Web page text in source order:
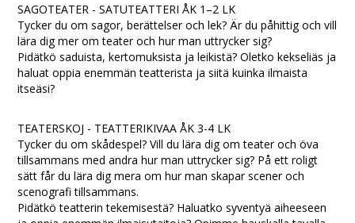
SAGOTEATER - SATUTEATTERI ÅK 1–2 LK
Tycker du om sagor, berättelser och lek? Är du påhittig och vill
lära dig mer om teater och hur man uttrycker sig?
Pidätkö saduista, kertomuksista ja leikistä? Oletko kekseliäs ja
haluat oppia enemmän teatterista ja siitä kuinka ilmaista
itseäsi?
TEATERSKOJ - TEATTERIKIVAA ÅK 3-4 LK
Tycker du om skådespel? Vill du lära dig om teater och öva
tillsammans med andra hur man uttrycker sig? På ett roligt
sätt får du lära dig mera om hur man skapar scener och
scenografi tillsammans.
Pidätkö teatterin tekemisestä? Haluatko syventyä aiheeseen